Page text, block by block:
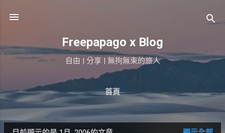
Freepapago x Blog
自由 | 分享 | 無拘無束的旅人
首頁